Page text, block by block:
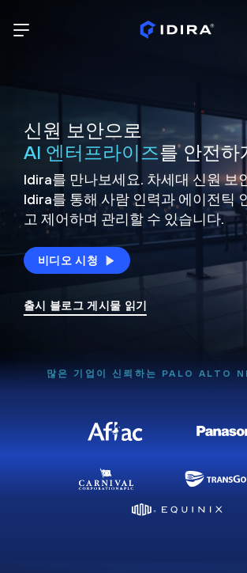
신원 보안으로
AI 엔터프라이즈를 안전하
Idira를 만나보세요. 차세대 신원보
Idira를 통해 사람 인력과 에이전틱
고 제어하며 관리할 수 있습니다.
비디오 시청
출시 블로그 게시물 읽기
많은 기업이 신뢰하는 PALO ALTO